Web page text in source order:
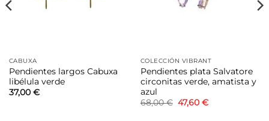
CABUXA
Pendientes largos Cabuxa
libélula verde
37,00 €
COLECCIÓN VIBRANT
Pendientes plata Salvatore
circonitas verde, amatista y
azul
68,00€ El
precio
47,60 €El